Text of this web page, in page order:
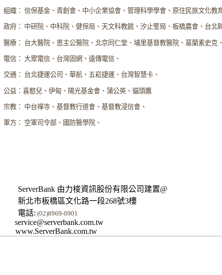
組織： 信保基金、青創會、中小企業協會、管理科學學會、原住民族文化教
政府： 中研院、中科院、健保局、天文科教館、汐止警局、板橋農會、台北
醫療： 台大醫院、恩主公醫院、北京同仁堂、埔里基督教醫院、葛蘭素史克
電信： 大眾電信、台灣固網、遠傳電信、
交通： 台北捷運公司、華航、五崧捷運、台灣智慧卡、
公益：喜憨兒、伊甸、陽光基金會、蒲公英、貓頭鷹
宗教： 中台禪寺、基督教行道會、基督教浸信會、
軍方： 空軍司令部、國防醫學院、
ServerBank 由力梭資訊股份有限公司建置@
新北市板橋區文化路一段268號3樓
電話: (02)8969-0901
service@serverbank.com.tw
www.ServerBank.com.tw